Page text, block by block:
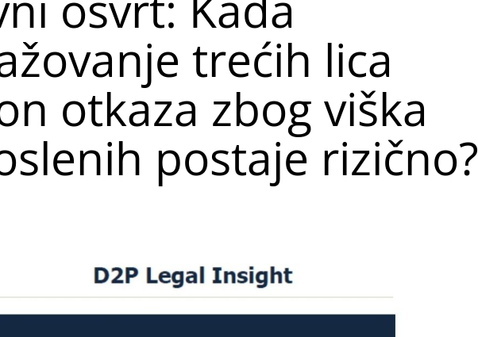
trećih lica
otkaza zbog viška
postaje rizično?